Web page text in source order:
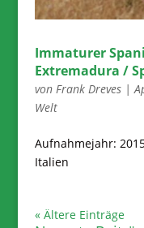
Immaturer
Extremadura /
von Frank Dreves|
Welt
Aufnahmejahr:
Italien
« Ältere Einträge